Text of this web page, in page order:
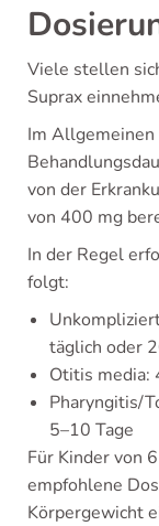
Viele stellen
Suprax
Im
von der
von 400 mg
In der Regel
folgt:
täglich oder
Otitis media:
Pharyngitis/
5–10 Tage
Für Kinder von
empfohlene
Körpergewicht